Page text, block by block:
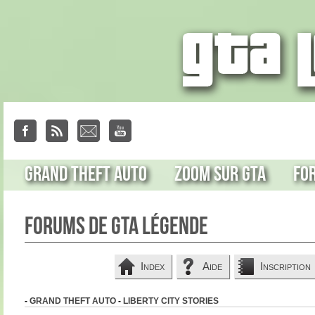
Grand Theft Auto Zoom sur GTA
Forums de GTA Légende
Index Aide Inscription
- GRAND THEFT AUTO - LIBERTY CITY STORIES